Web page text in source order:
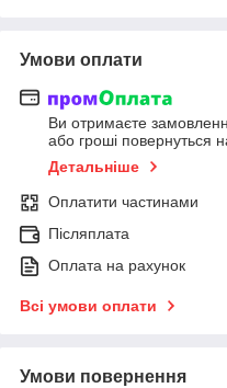
Умови оплати
Ви отримаєте
або гроші повернуться
Детальніше
Оплатити частинами
Післяплата
Оплата на рахунок
Всі умови оплати
Умови повернення